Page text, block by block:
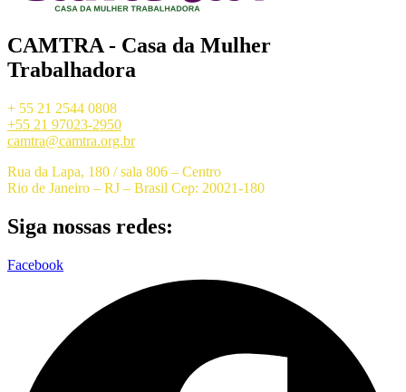
CAMTRA - Casa da Mulher
Trabalhadora
+ 55 21 2544 0808
+55 21 97023-2950
camtra@camtra.org.br
Rua da Lapa, 180 / sala 806 – Centro
Rio de Janeiro – RJ – Brasil Cep: 20021-180
Siga nossas redes:
Facebook